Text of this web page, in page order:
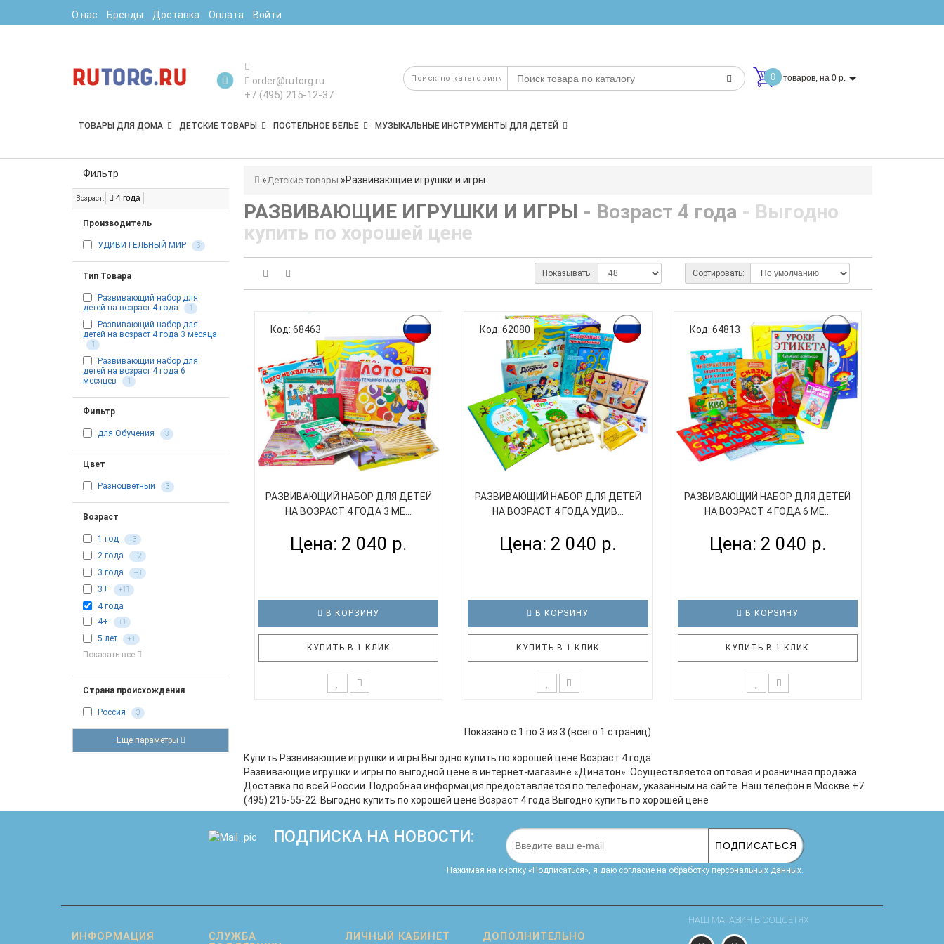
О нас Бренды Доставка Оплата Войти
order@rutorg.ru
+7 (495) 215-12-37
0 товаров, на 0 р.
ТОВАРЫ ДЛЯ ДОМА ДЕТСКИЕ ТОВАРЫ ПОСТЕЛЬНОЕ БЕЛЬЕ МУЗЫКАЛЬНЫЕ ИНСТРУМЕНТЫ ДЛЯ ДЕТЕЙ
Фильтр
Возраст: 4 года
Производитель
УДИВИТЕЛЬНЫЙ МИР 3
Тип Товара
Развивающий набор для
детей на возраст 4 года
1
Развивающий набор для
детей на возраст 4 года 3 месяца
1
Развивающий набор для
детей на возраст 4 года 6
месяцев
1
Фильтр
для Обучения 3
Цвет
Разноцветный 3
Возраст
1 год +3
2 года +2
3 года +3
3+ +11
4 года
4+
+1
5 лет +1
Показать все
Страна происхождения
Россия 3
Ещё параметры
Детские товары Развивающие игрушки и игры
РАЗВИВАЮЩИЕ ИГРУШКИ И ИГРЫ - Возраст 4 года - Выгодно
купить по хорошей цене
Сортировать:
Показывать:
Код: 68463
РАЗВИВАЮЩИЙ НАБОР ДЛЯ ДЕТЕЙ
НА ВОЗРАСТ 4 ГОДА 3 МЕ...
Цена: 2 040 р.
В КОРЗИНУ
КУПИТЬ В 1 КЛИК
около", 2. книжка с наклейками
"Противоположности", 3. деревянная
головоломка "Танграм", 4.
деревянная трещотка, 5.
геометрическая мозаика "Белка и
Код: 62080
РАЗВИВАЮЩИЙ НАБОР ДЛЯ ДЕТЕЙ
НА ВОЗРАСТ 4 ГОДА УДИВ...
Цена: 2 040 р.
В КОРЗИНУ
КУПИТЬ В 1 КЛИК
корректировки в составе набора
набор настольных магнитных игр
деревянные ложки для росписи
краски и кисточка игровые прописи
лото «профессии» настольная игра
«Подводные приключения» ..
Код: 64813
РАЗВИВАЮЩИЙ НАБОР ДЛЯ ДЕТЕЙ
НА ВОЗРАСТ 4 ГОДА 6 МЕ...
Цена: 2 040 р.
В КОРЗИНУ
КУПИТЬ В 1 КЛИК
шнуровка "Сапожок"- книжка-
вырезалка "У пруда"- прыгающие
лягушки "Команда Ква"- мягкая
мозаика "Алфавит"- интерактивная
энци..
Показано с 1 по 3 из 3 (всего 1 страниц)
Купить Развивающие игрушки и игры Выгодно купить по хорошей цене Возраст 4 года
Развивающие игрушки и игры по выгодной цене в интернет-магазине «Динатон». Осуществляется оптовая и розничная продажа.
Доставка по всей России. Подробная информация предоставляется по телефонам, указанным на сайте. Наш телефон в Москве +7
(495) 215-55-22. Выгодно купить по хорошей цене Возраст 4 года Выгодно купить по хорошей цене
ПОДПИСКА НА НОВОСТИ: ПОДПИСАТЬСЯ
Нажимая на кнопку «Подписаться», я даю cогласие на обработку персональных данных.
ИНФОРМАЦИЯ
СЛУЖБА
ЛИЧНЫЙ КАБИНЕТ ДОПОЛНИТЕЛЬНО
НАШ МАГАЗИН В СОЦСЕТЯХ